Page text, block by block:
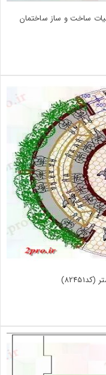
ساخت و ساز ساختمان